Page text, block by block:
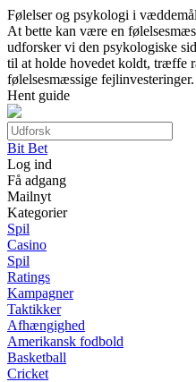
Følelser og psykologi i væddemål
At bette kan være en
udforsker vi den psykologiske
til at holde hovedet koldt, træffe
følelsesmæssige fejlinvesteringer.
Hent guide
Bit Bet
Log ind
Få adgang
Mailnyt
Kategorier
Spil
Casino
Spil
Ratings
Kampagner
Taktikker
Afhængighed
Amerikansk fodbold
Basketball
Cricket